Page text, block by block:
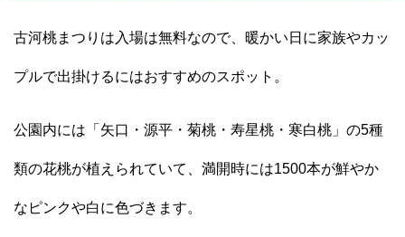
古河桃まつりは入場は無料なので、暖かい日に家族やカッ
プルで出掛けるにはおすすめのスポット。
公園内には「矢口・源平・菊桃・寿星桃・寒白桃」の5種
類の花桃が植えられていて、満開時には1500本が鮮やか
なピンクや白に色づきます。